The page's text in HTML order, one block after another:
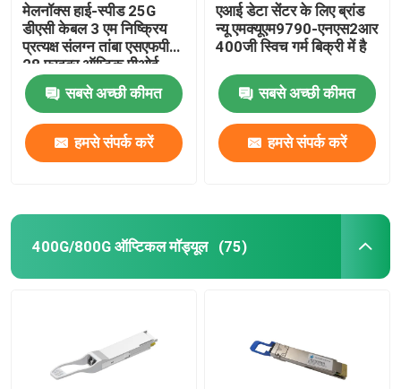
मेलनॉक्स हाई-स्पीड 25G
डीएसी केबल 3 एम निष्क्रिय
प्रत्यक्ष संलग्न तांबा एसएफपी
28 फाइबर ऑप्टिक पीओई
संगत एमसीपी 2 एम00-ए 003
ई 30 एलसबसे अच्छी कीमत
हमसे संपर्क करें
एआई डेटा सेंटर के लिए ब्रांड
न्यू एमक्यूएम9790-एनएस2आर
400जी स्विच गर्म बिक्री में है
सबसे अच्छी कीमत
हमसे संपर्क करें
400G/800G ऑप्टिकल मॉड्यूल (75)